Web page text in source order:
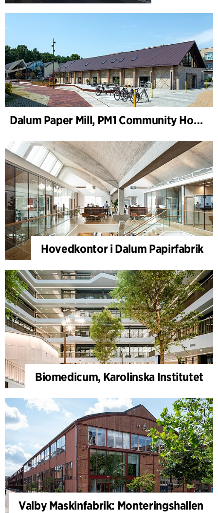
Dalum Paper Mill, PM1 Community House
Hovedkontor i Dalum Papirfabrik
Biomedicum, Karolinska Institutet
Valby Maskinfabrik: Monteringshallen